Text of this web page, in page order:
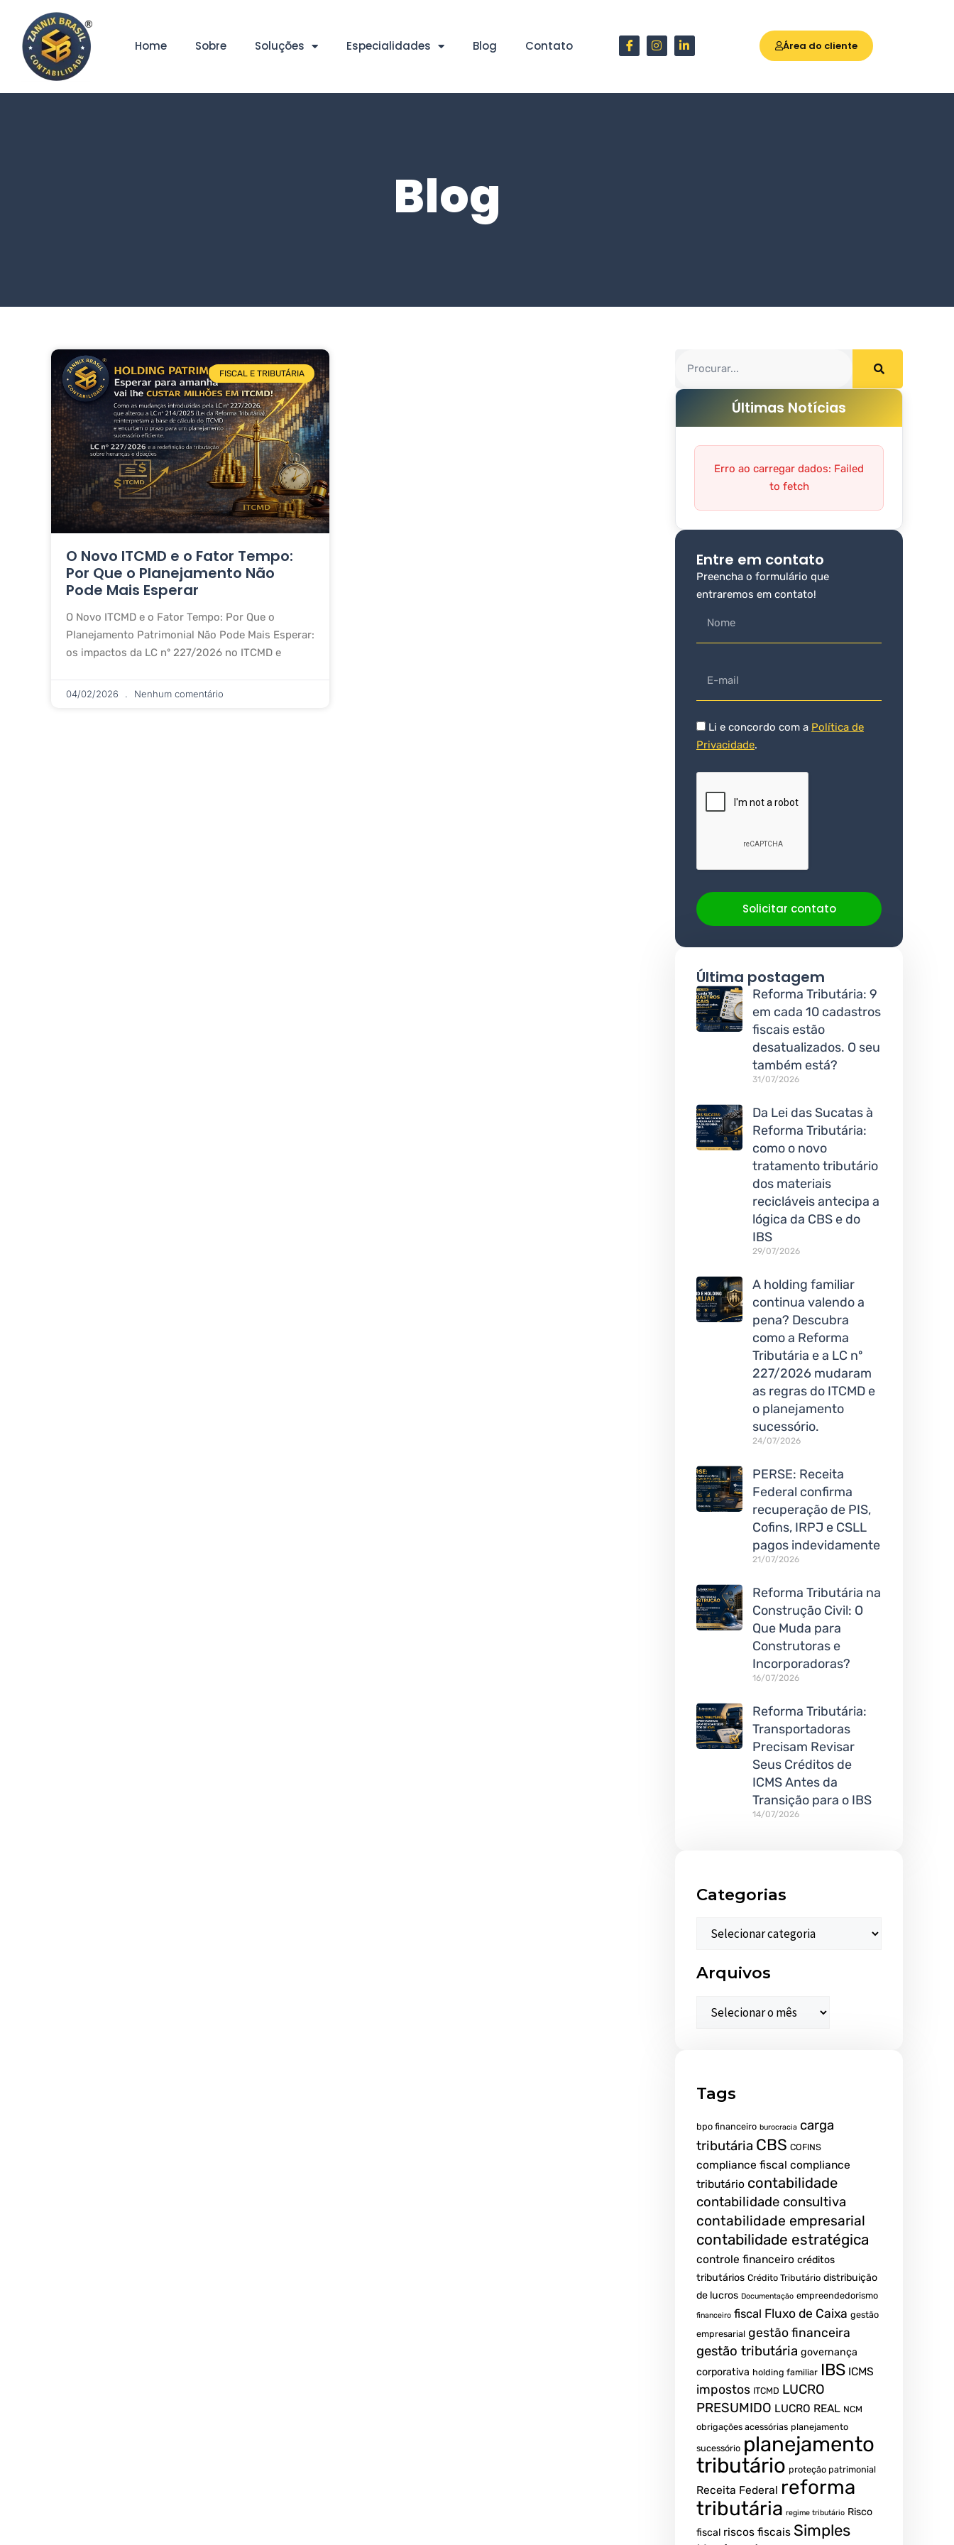
Home Sobre Soluções Especialidades Blog Contato Área do cliente
Blog
FISCAL E TRIBUTÁRIA
O Novo ITCMD e o Fator Tempo:
Por Que o Planejamento Não
Pode Mais Esperar
O Novo ITCMD e o Fator Tempo: Por Que o
Planejamento Patrimonial Não Pode Mais Esperar:
os impactos da LC nº 227/2026 no ITCMD e
04/02/2026 Nenhum comentário
Últimas Notícias
Erro ao carregar dados: Failed
to fetch
Entre em contato
Preencha o formulário que
entraremos em contato!
Li e concordo com a Política de
Privacidade.
Solicitar contato
Última postagem
Reforma Tributária: 9
em cada 10 cadastros
fiscais estão
desatualizados. O seu
também está?
31/07/2026
Da Lei das Sucatas à
Reforma Tributária:
como o novo
tratamento tributário
dos materiais
recicláveis antecipa a
lógica da CBS e do
IBS
29/07/2026
A holding familiar
continua valendo a
pena? Descubra
como a Reforma
Tributária e a LC nº
227/2026 mudaram
as regras do ITCMD e
o planejamento
sucessório.
24/07/2026
PERSE: Receita
Federal confirma
recuperação de PIS,
Cofins, IRPJ e CSLL
pagos indevidamente
21/07/2026
Reforma Tributária na
Construção Civil: O
Que Muda para
Construtoras e
Incorporadoras?
16/07/2026
Reforma Tributária:
Transportadoras
Precisam Revisar
Seus Créditos de
ICMS Antes da
Transição para o IBS
14/07/2026
Categorias
Arquivos
Tags
bpo financeiro burocracia carga
tributária CBS COFINS
compliance fiscal compliance
tributário contabilidade
contabilidade consultiva
contabilidade empresarial
contabilidade estratégica
controle financeiro créditos
tributários Crédito Tributário distribuição
de lucros Documentação empreendedorismo
financeiro fiscal Fluxo de Caixa gestão
empresarial gestão financeira
gestão tributária governança
corporativa holding familiar IBS ICMS
impostos ITCMD LUCRO
PRESUMIDO LUCRO REAL NCM
obrigações acessórias planejamento
sucessório planejamento
tributário proteção patrimonial
Receita Federal reforma
tributária regime tributário Risco
fiscal riscos fiscais Simples